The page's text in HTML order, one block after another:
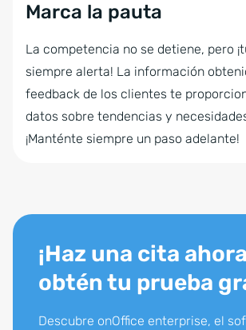
Marca la pauta
La competencia no se detiene, pero
siempre alerta! La información
feedback de los clientes te
datos sobre tendencias y
¡Manténte siempre un paso adelante!
¡Haz una cita
obtén tu prueba
Descubre onOffice enterprise, el